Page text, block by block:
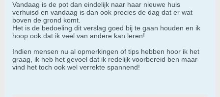
Vandaag is de pot dan eindelijk naar haar nieuwe huis
verhuisd en vandaag is dan ook precies de dag dat er wat
boven de grond komt.
Het is de bedoeling dit verslag goed bij te gaan houden en ik
hoop ook dat ik veel van andere kan leren!
Indien mensen nu al opmerkingen of tips hebben hoor ik het
graag, ik heb het gevoel dat ik redelijk voorbereid ben maar
vind het toch ook wel verrekte spannend!